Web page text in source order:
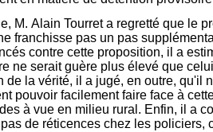
M. Alain Tourret a regretté que le
franchisse pas un pas
contre cette proposition, il a
ne serait guère plus élevé que
la vérité, il a jugé, en outre, qu'il
pouvoir facilement faire face à
à vue en milieu rural. Enfin, il a
de réticences chez les policiers,